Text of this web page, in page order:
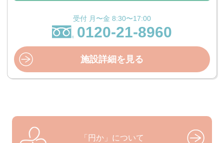
受付 月〜金 8:30〜17:00
0120-21-8960
施設詳細を見る
「円か」について